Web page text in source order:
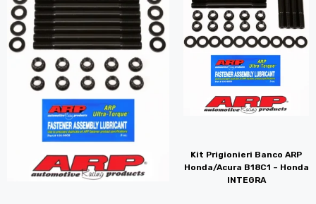
Kit Prigionieri Banco ARP
Honda/Acura B18C1 – Honda
INTEGRA